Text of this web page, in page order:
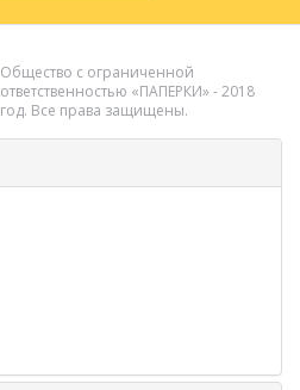
Общество с ограниченной
ответственностью «ПАПЕРКИ» - 2018
год. Все права защищены.